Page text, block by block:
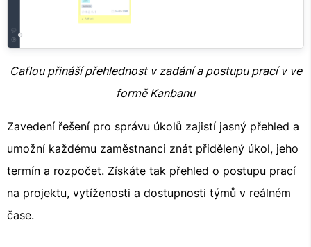
Caflou přináší přehlednost v zadání a postupu prací v ve
formě Kanbanu
Zavedení řešení pro správu úkolů zajistí jasný přehled a
umožní každému zaměstnanci znát přidělený úkol, jeho
termín a rozpočet. Získáte tak přehled o postupu prací
na projektu, vytíženosti a dostupnosti týmů v reálném
čase.